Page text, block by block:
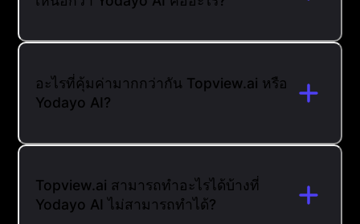
อะไรที่คุ้มค่ามากกว่ากัน Topview.ai หรือ
Yodayo AI?
Topview.ai สามารถทำอะไรได้บ้างที่
Yodayo AI ไม่สามารถทำได้?